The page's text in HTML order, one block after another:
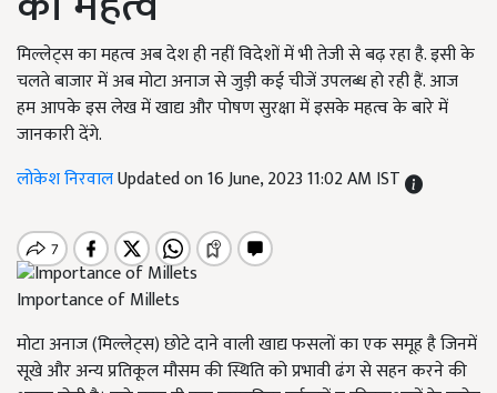
मिल्लेट्स का महत्व अब देश ही नहीं विदेशों में भी तेजी से बढ़ रहा है. इसी के
चलते बाजार में अब मोटा अनाज से जुड़ी कई चीजें उपलब्ध हो रही हैं. आज
हम आपके इस लेख में खाद्य और पोषण सुरक्षा में इसके महत्व के बारे में
जानकारी देंगे.
लोकेश निरवालUpdated on 16 June, 2023 11:02 AM IST
Importance of Millets
मोटा अनाज (मिल्लेट्स) छोटे दाने वाली खाद्य फसलों का एक समूह है जिनमें
सूखे और अन्य प्रतिकूल मौसम की स्थिति को प्रभावी ढंग से सहन करने की